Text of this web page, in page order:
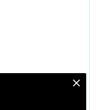
сервисов и
браузера.